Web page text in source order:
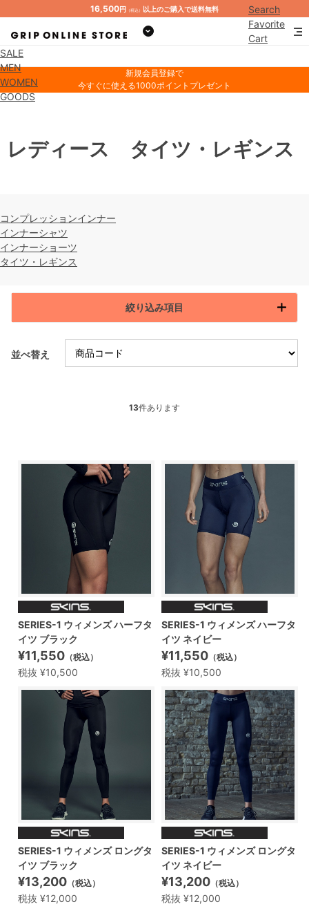
16,500円 （税込） 以上のご購入で送料無料
Search
Favorite
Cart
SALE
MEN
WOMEN
GOODS
新規会員登録で
今すぐに使える1000ポイントプレゼント
レディース タイツ・レギンス
コンプレッションインナー
インナーシャツ
インナーショーツ
タイツ・レギンス
絞り込み項目
並べ替え
13件あります
SERIES-1 ウィメンズ ハーフタ
イツ ブラック
¥11,550 （税込）
税抜 ¥10,500
SERIES-1 ウィメンズ ハーフタ
イツ ネイビー
¥11,550 （税込）
税抜 ¥10,500
SERIES-1 ウィメンズ ロングタ
イツ ブラック
¥13,200 （税込）
税抜 ¥12,000
SERIES-1 ウィメンズ ロングタ
イツ ネイビー
¥13,200 （税込）
税抜 ¥12,000